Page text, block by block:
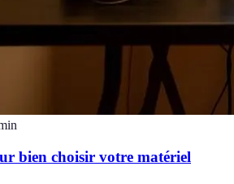
bien choisir votre matériel